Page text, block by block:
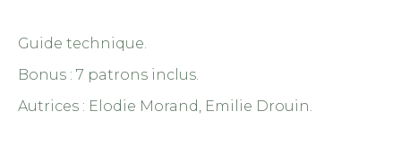
Guide technique.
Bonus : 7 patrons inclus.
Autrices : Elodie Morand, Emilie Drouin.